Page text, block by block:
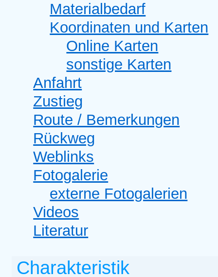
Materialbedarf
Koordinaten und Karten
Online Karten
sonstige Karten
Anfahrt
Zustieg
Route / Bemerkungen
Rückweg
Weblinks
Fotogalerie
externe Fotogalerien
Videos
Literatur
Charakteristik